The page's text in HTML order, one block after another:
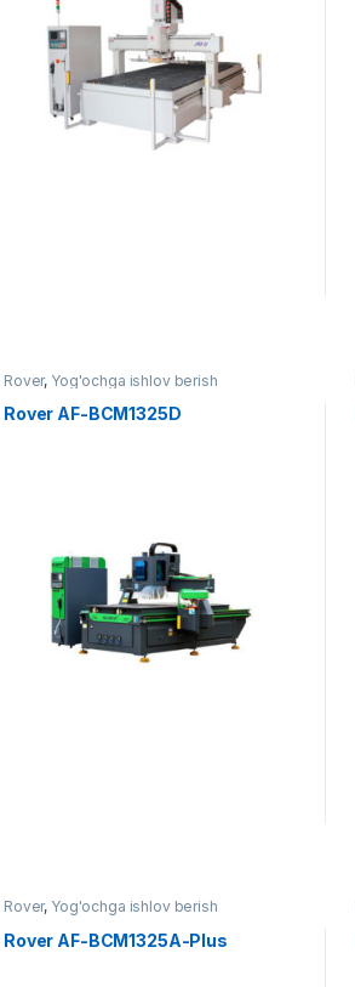
Rover, Yog'ochga ishlov berish
Rover AF-BCM1325D
Rover, Yog'ochga ishlov berish
Rover AF-BCM1325A-Plus